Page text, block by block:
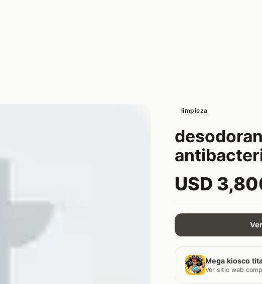
limpieza
USD
Mega kiosco
Ver sitio web